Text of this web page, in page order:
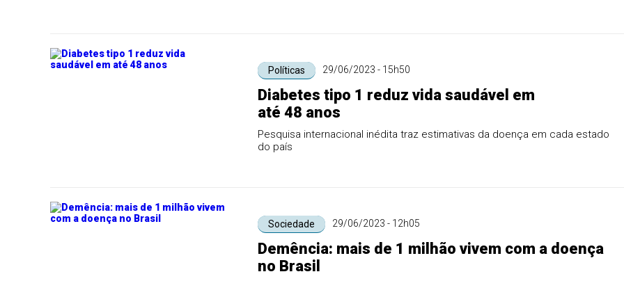
Políticas 29/06/2023 - 15h50
Diabetes tipo 1 reduz vida saudável em
até 48 anos
Pesquisa internacional inédita traz estimativas da doença em cada estado
do país
Sociedade 29/06/2023 - 12h05
Demência: mais de 1 milhão vivem com a doença
no Brasil